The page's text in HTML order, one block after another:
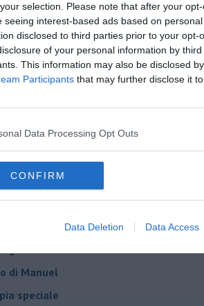
selection. Please note that after your
seeing interest-based ads based on
disclosed to third parties prior to your
of your personal information by
This information may also be disclosed
Participants that may further disclose it
Data Processing Opt Outs
CONFIRM
Data Deletion Data Access
da Giovanna d'Arco
semplificazione
delle mascherine
arresti domiciliari
- la spesa
tu!
le gufate
di Manuel
speciale